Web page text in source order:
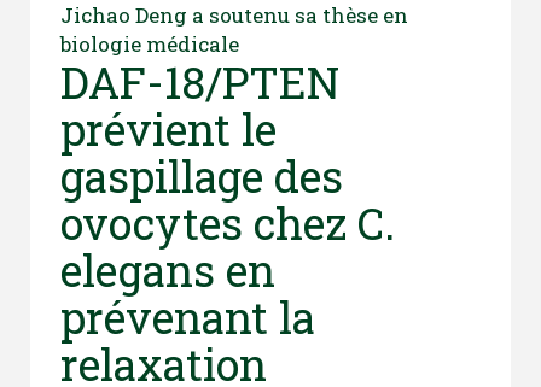
Jichao Deng a soutenu sa thèse en
biologie médicale
DAF-18/PTEN
prévient le
gaspillage des
ovocytes chez C.
elegans en
prévenant la
relaxation